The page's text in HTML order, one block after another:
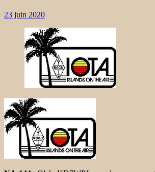
23 juin 2020